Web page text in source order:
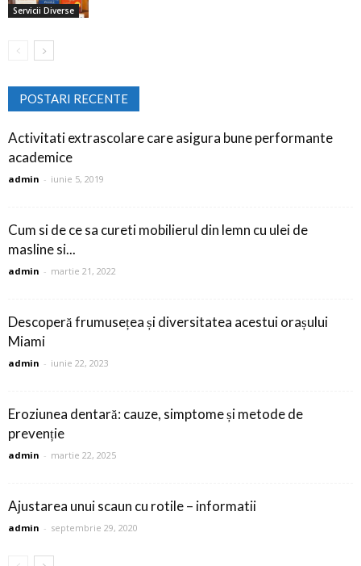
Servicii Diverse
POSTARI RECENTE
Activitati extrascolare care asigura bune performante
academice
admin - iunie 5, 2019
Cum si de ce sa cureti mobilierul din lemn cu ulei de
masline si...
admin - martie 21, 2022
Descoperă frumusețea și diversitatea acestui orașului
Miami
admin - iunie 22, 2023
Eroziunea dentară: cauze, simptome și metode de
prevenție
admin - martie 22, 2025
Ajustarea unui scaun cu rotile – informatii
admin - septembrie 29, 2020